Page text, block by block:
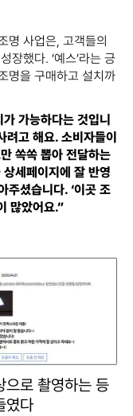
명 사업은, 고객들의
장했다. ‘예스’라는 긍
명을 구매하고 설치까
가능하다는 것입니
려고 해요. 소비자들이
쏙쏙 뽑아 전달하는
세페이지에 잘 반영
주셨습니다. ‘이곳 조
많았어요.”
으로 촬영하는 등
였다